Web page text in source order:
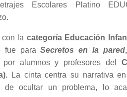
Escolares Platino
con la categoría Educación
fue paraSecretos en la pared
por alumnos y profesores del
La cinta centra su narrativa
de ocultar un problema, lo